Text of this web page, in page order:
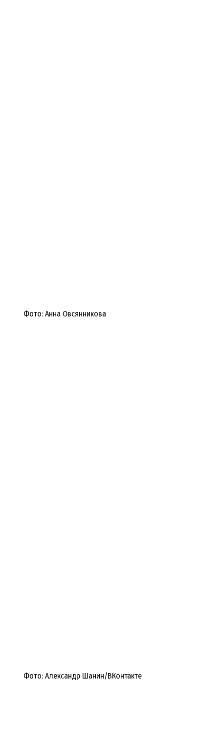
Фото: Анна Овсянникова
Фото: Александр Шанин/ВКонтакте